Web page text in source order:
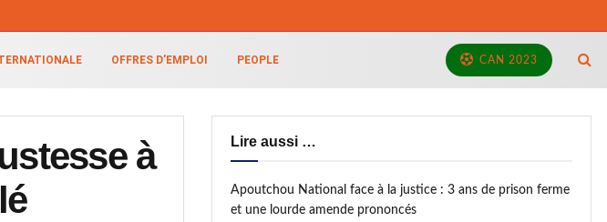
OFFRES D’EMPLOI PEOPLE CAN 2023
à
Lire aussi …
Apoutchou National face à la justice : 3 ans de prison ferme
et une lourde amende prononcés